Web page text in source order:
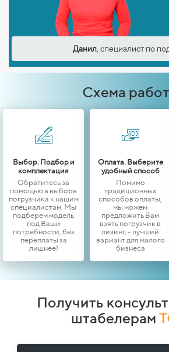
Данил, специалист по
Схема
Выбор. Подбор и
комплектация
Обратитесь за
помощью в выборе
погрузчика к нашим
специалистам. Мы
подберем модель
под Ваши
потребности, без
переплаты за
лишнее!
Оплата. Выберите
удобный способ
Помимо
традиционных
способов оплаты,
мы можем
предложить Вам
взять погрузчик в
лизинг, - лучший
вариант для малого
бизнеса
Получить
штабелерам